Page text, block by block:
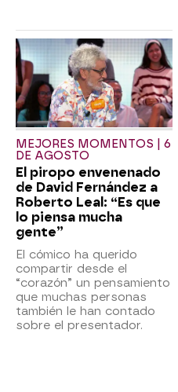
MEJORES MOMENTOS | 6
DE AGOSTO
El piropo envenenado
de David Fernández a
Roberto Leal: “Es que
lo piensa mucha
gente”
El cómico ha querido
compartir desde el
“corazón” un pensamiento
que muchas personas
también le han contado
sobre el presentador.